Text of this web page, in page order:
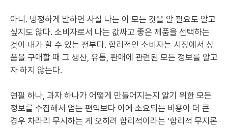
아니. 냉정하게 말하면 사실 나는 이 모든 것을 알 필요도 알고
싶지도 않다. 소비자로서 나는 값싸고 좋은 제품을 선택하는
것이 내가 할 수 있는 전부다. 합리적인 소비자는 시장에서 상
품을 구매할 때 그 생산, 유통, 판매에 관련된 모든 정보를 알고
자 하지 않는다.
연필 하나, 과자 하나가 어떻게 만들어지는지 알기 위한 모든
정보를 수집해서 얻는 편익보다 이에 소요되는 비용이 더 큰
경우 차라리 무시하는 게 오히려 합리적이라는 ‘합리적 무지론